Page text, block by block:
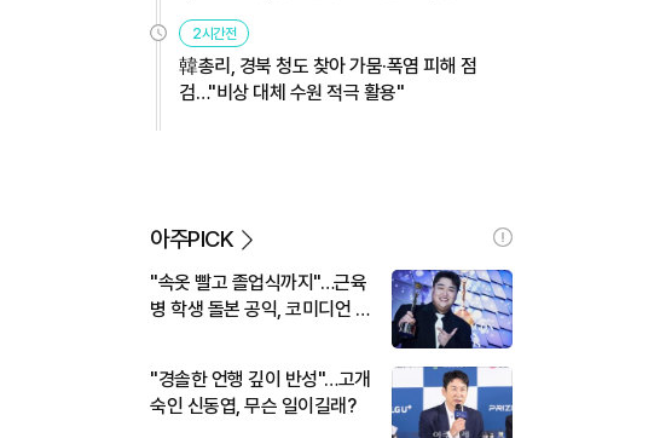
2시간전
韓총리, 경북 청도 찾아 가뭄·폭염 피해 점
검…"비상 대체 수원 적극 활용"
아주PICK
"속옷 빨고 졸업식까지"…근육
병 학생 돌본 공익, 코미디언 김
"경솔한 언행 깊이 반성"…고개
숙인 신동엽, 무슨 일이길래?